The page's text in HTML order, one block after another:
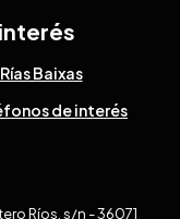
Baixas
de interés
Ríos, s/n - 36071